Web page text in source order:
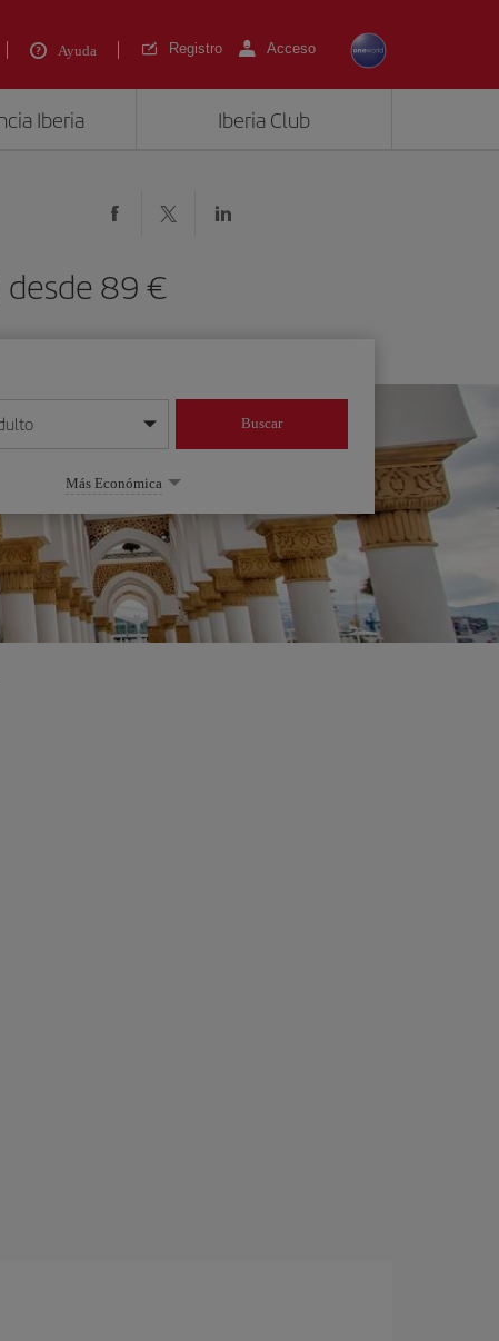
Ayuda Registro Acceso
Iberia Iberia Club
desde 89 €
mes/año
Buscar
Más Económica